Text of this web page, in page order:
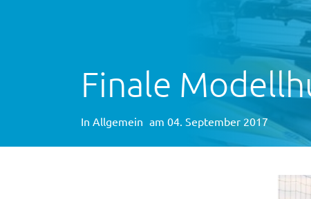
Finale
In Allgemein am 04. September 2017